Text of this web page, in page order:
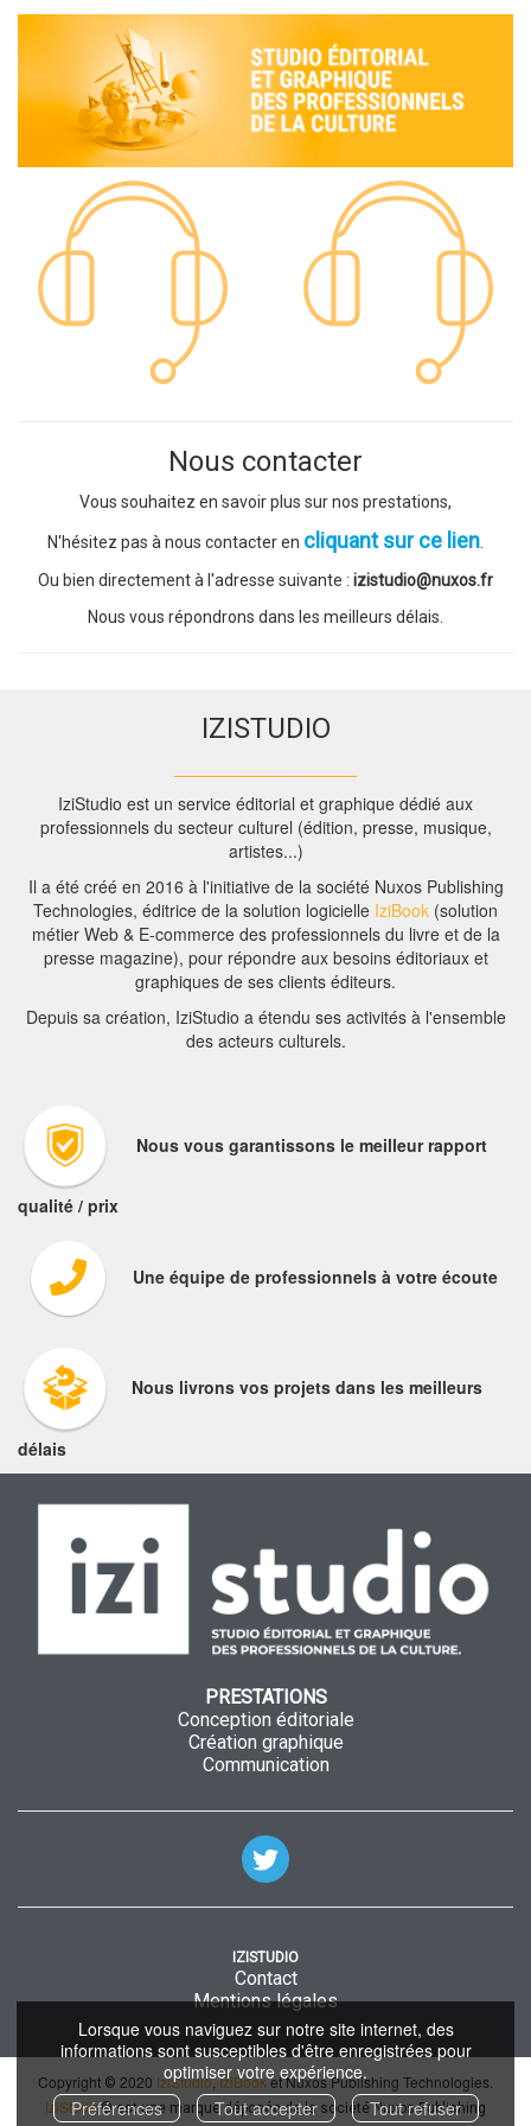
Nous contacter
Vous souhaitez en savoir plus sur nos prestations,
N'hésitez pas à nous contacter en cliquant sur ce lien
Ou bien directement à l'adresse suivante : izistudio@nuxos.fr
Nous vous répondrons dans les meilleurs délais.
IZISTUDIO
IziStudio est un service éditorial et graphique dédié aux
professionnels du secteur culturel (édition, presse, musique,
artistes...)
Il a été créé en 2016 à l'initiative de la société Nuxos Publishing
Technologies, éditrice de la solution logicielle IziBook (solution
métier Web & E-commerce des professionnels du livre et de la
presse magazine), pour répondre aux besoins éditoriaux et
graphiques de ses clients éditeurs.
Depuis sa création, IziStudio a étendu ses activités à l'ensemble
des acteurs culturels.
Nous vous garantissons le meilleur rapport
qualité / prix
Une équipe de professionnels à votre écoute
Nous livrons vos projets dans les meilleurs
délais
PRESTATIONS
Conception éditoriale
Création graphique
Communication
IZISTUDIO
Contact
Mentions légales
Copyright © 2020 IziStudio,IziBooket Nuxos Publishing Technologies.
IziStudio© est une marque déposée de la société Nuxos Publishing
Lorsque vous naviguez sur notre site internet, des
informations sont susceptibles d'être enregistrées pour
optimiser votre expérience.
Préférences
Tout accepter Tout refuser